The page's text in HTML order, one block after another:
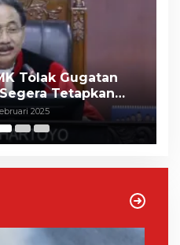
Tolak Gugatan
Tetapkan
2025